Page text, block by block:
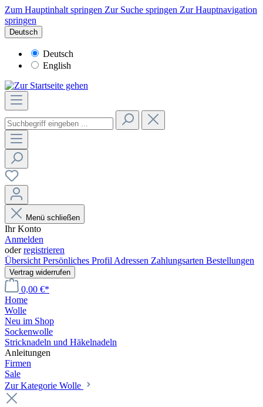
Zum Hauptinhalt springen Zur Suche springen Zur Hauptnavigation
springen
Deutsch
Deutsch
English
Menü schließen
Ihr Konto
Anmelden
oderregistrieren
Übersicht Persönliches Profil Adressen Zahlungsarten Bestellungen
Vertrag widerrufen
0,00 €*
Home
Wolle
Neu im Shop
Sockenwolle
Stricknadeln und Häkelnadeln
Anleitungen
Firmen
Sale
Zur Kategorie Wolle